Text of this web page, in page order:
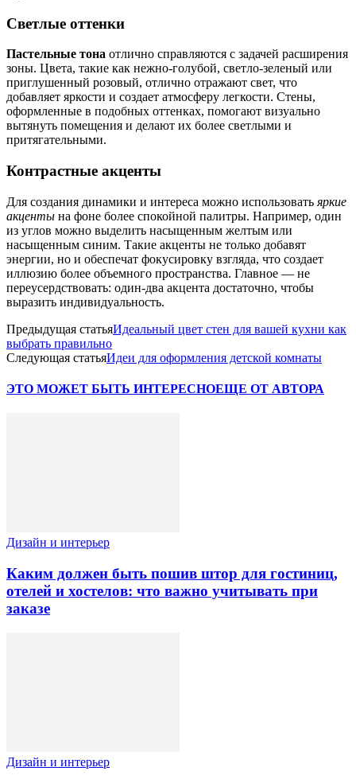
Светлые оттенки
Пастельные тона отлично справляются с задачей расширения
зоны. Цвета, такие как нежно-голубой, светло-зеленый или
приглушенный розовый, отлично отражают свет, что
добавляет яркости и создает атмосферу легкости. Стены,
оформленные в подобных оттенках, помогают визуально
вытянуть помещения и делают их более светлыми и
притягательными.
Контрастные акценты
Для создания динамики и интереса можно использовать яркие
акценты на фоне более спокойной палитры. Например, один
из углов можно выделить насыщенным желтым или
насыщенным синим. Такие акценты не только добавят
энергии, но и обеспечат фокусировку взгляда, что создает
иллюзию более объемного пространства. Главное — не
переусердствовать: один-два акцента достаточно, чтобы
выразить индивидуальность.
Предыдущая статьяИдеальный цвет стен для вашей кухни как
выбрать правильно
Следующая статьяИдеи для оформления детской комнаты
ЭТО МОЖЕТ БЫТЬ ИНТЕРЕСНОЕЩЕ ОТ АВТОРА
Дизайн и интерьер
Каким должен быть пошив штор для гостиниц,
отелей и хостелов: что важно учитывать при
заказе
Дизайн и интерьер